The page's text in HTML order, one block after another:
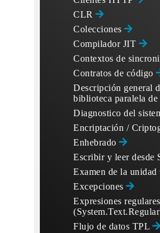
CLR
Colecciones
Compilador JIT
Contextos de
Contratos de código
Descripción general
biblioteca paralela
Diagnostico del
Encriptación /
Enhebrado
Escribir y leer desde
Examen de la unidad
Excepciones
Expresiones regulares
Flujo de datos TPL